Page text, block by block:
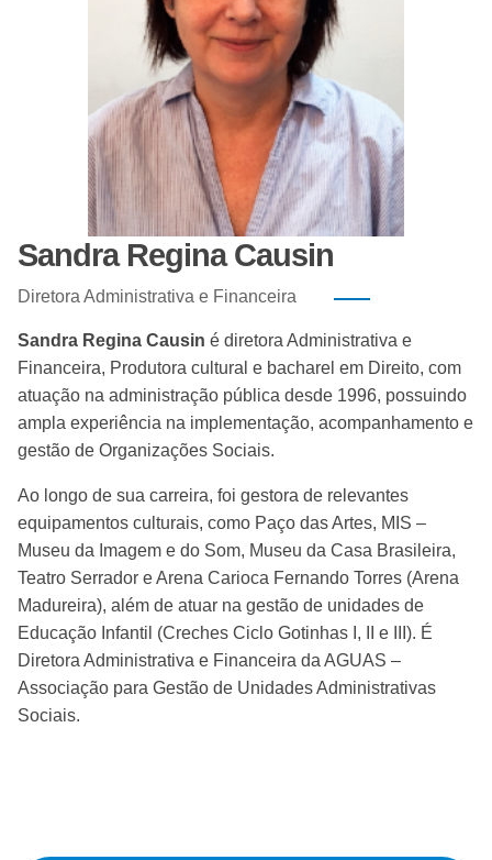
Sandra Regina Causin
Diretora Administrativa e Financeira
Sandra Regina Causin é diretora Administrativa e
Financeira, Produtora cultural e bacharel em Direito, com
atuação na administração pública desde 1996, possuindo
ampla experiência na implementação, acompanhamento e
gestão de Organizações Sociais.
Ao longo de sua carreira, foi gestora de relevantes
equipamentos culturais, como Paço das Artes, MIS –
Museu da Imagem e do Som, Museu da Casa Brasileira,
Teatro Serrador e Arena Carioca Fernando Torres (Arena
Madureira), além de atuar na gestão de unidades de
Educação Infantil (Creches Ciclo Gotinhas I, II e III). É
Diretora Administrativa e Financeira da AGUAS –
Associação para Gestão de Unidades Administrativas
Sociais.